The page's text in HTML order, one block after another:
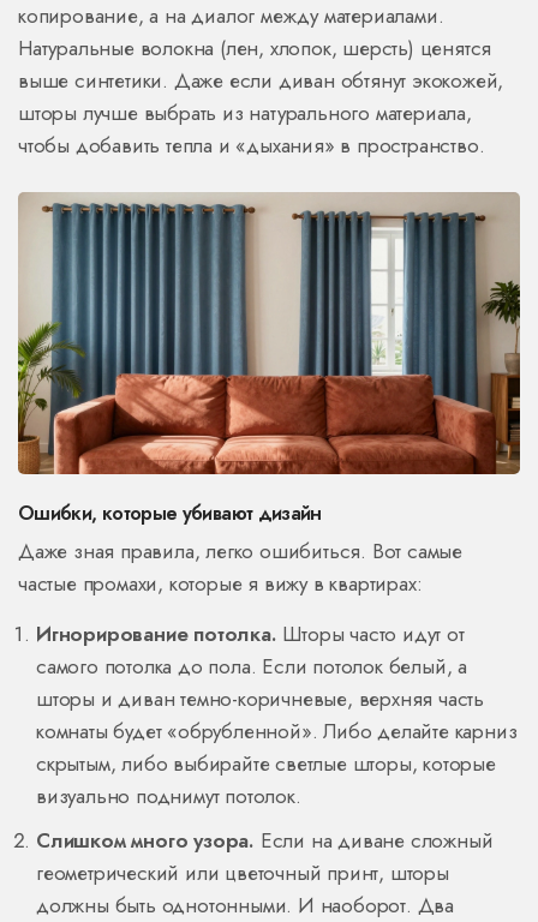
копирование, а на диалог между материалами.
Натуральные волокна (лен, хлопок, шерсть) ценятся
выше синтетики. Даже если диван обтянут экокожей,
шторы лучше выбрать из натурального материала,
чтобы добавить тепла и «дыхания» в пространство.
Ошибки, которые убивают дизайн
Даже зная правила, легко ошибиться. Вот самые
частые промахи, которые я вижу в квартирах:
Игнорирование потолка. Шторы часто идут от
самого потолка до пола. Если потолок белый, а
шторы и диван темно-коричневые, верхняя часть
комнаты будет «обрубленной». Либо делайте карниз
скрытым, либо выбирайте светлые шторы, которые
визуально поднимут потолок.
Слишком много узора. Если на диване сложный
геометрический или цветочный принт, шторы
должны быть однотонными. И наоборот. Два